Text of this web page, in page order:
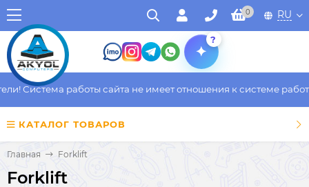
0 RU
?
Система работы сайта не имеет отношения к системе
КАТАЛОГ ТОВАРОВ
Главная Forklift
Forklift